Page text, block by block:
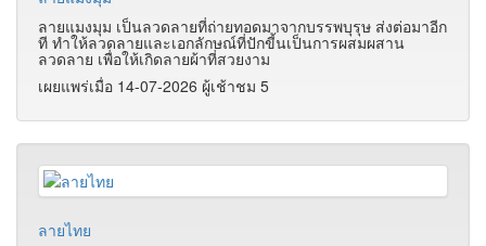
ลายแมงมุม เป็นลวดลายที่ถ่ายทอดมาจากบรรพบุรุษ ส่งต่อมาอีก
ที ทำให้ลวดลายและเอกลักษณ์ที่ปักขี้นเป็นการผสมผสาน
ลวดลาย เพื่อให้เกิดลายผ้าที่สวยงาม
เผยแพร่เมื่อ 14-07-2026 ผู้เช้าชม 5
ลายไทย